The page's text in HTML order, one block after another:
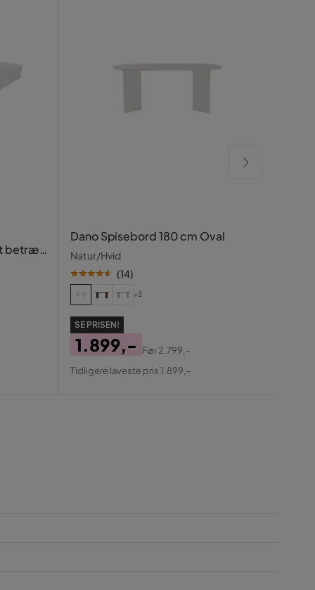
betræk
Dano Spisebord 180 cm Oval
Natur/Hvid
(14)
+3
SE PRISEN!
Pris
1.899,-
Original
Før2.799,-
Tidligere laveste pris 1.899,-